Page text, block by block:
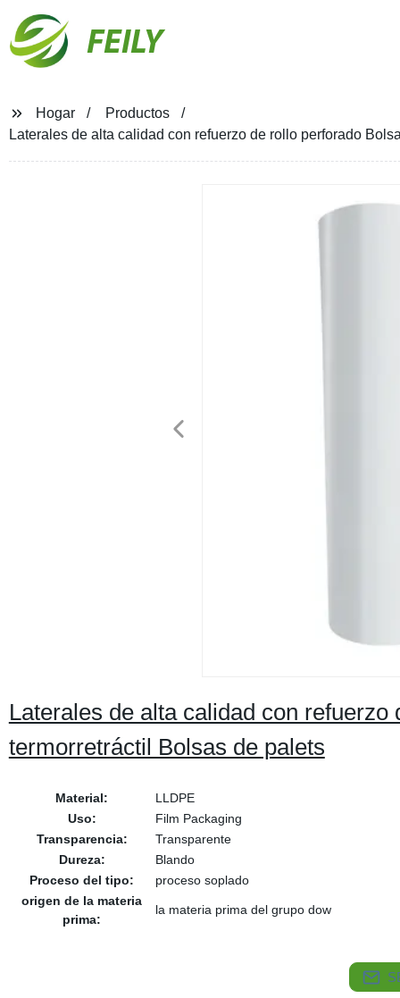
FEILY
Hogar
Productos
Laterales de alta calidad con refuerzo de rollo perforado
Laterales de alta calidad con
termorretráctil Bolsas de palets
Material:
LLDPE
Uso:
Film Packaging
Transparencia:
Transparente
Dureza:
Blando
Proceso del tipo:
proceso soplado
origen de la materia
prima:
la materia prima del grupo dow